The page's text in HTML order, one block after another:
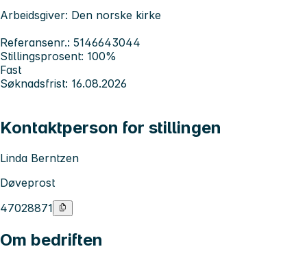
Arbeidsgiver: Den norske kirke
Referansenr.: 5146643044
Stillingsprosent: 100%
Fast
Søknadsfrist: 16.08.2026
Kontaktperson for stillingen
Linda Berntzen
Døveprost
47028871
Om bedriften